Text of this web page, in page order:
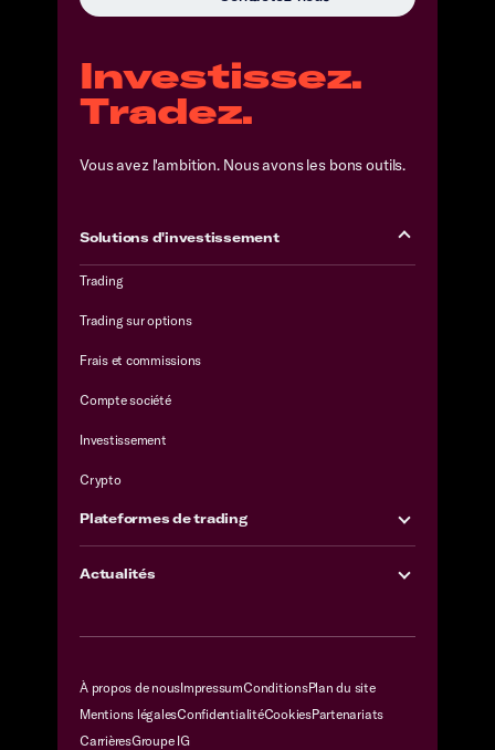
Investissez.
Tradez.
Vous avez l'ambition. Nous avons les bons outils.
Solutions d'investissement
Trading
Trading sur options
Frais et commissions
Compte société
Investissement
Crypto
Plateformes de trading
Actualités
À propos de nousImpressumConditionsPlan du site
Mentions légalesConfidentialitéCookiesPartenariats
CarrièresGroupe IG